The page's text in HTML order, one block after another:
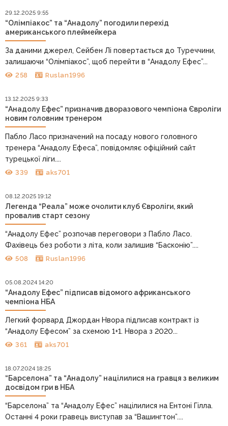
29.12.2025 9:55
“Олімпіакос” та “Анадолу” погодили перехід
американського плеймейкера
За даними джерел, Сейбен Лі повертається до Туреччини,
залишаючи “Олімпіакос”, щоб перейти в “Анадолу Ефес”...
258 Ruslan1996
13.12.2025 9:33
“Анадолу Ефес” призначив дворазового чемпіона Євроліги
новим головним тренером
Пабло Ласо призначений на посаду нового головного
тренера “Анадолу Ефеса”, повідомляє офіційний сайт
турецької ліги....
339 aks701
08.12.2025 19:12
Легенда “Реала” може очолити клуб Євроліги, який
провалив старт сезону
“Анадолу Ефес” розпочав переговори з Пабло Ласо.
Фахівець без роботи з літа, коли залишив “Басконію”....
508 Ruslan1996
05.08.2024 14:20
“Анадолу Ефес” підписав відомого африканського
чемпіона НБА
Легкий форвард Джордан Нвора підписав контракт із
“Анадолу Ефесом” за схемою 1+1. Нвора з 2020...
361 aks701
18.07.2024 18:25
“Барселона” та “Анадолу” націлилися на гравця з великим
досвідом гри в НБА
“Барселона” та “Анадолу Ефес” націлилися на Ентоні Гілла.
Останні 4 роки гравець виступав за “Вашингтон”....